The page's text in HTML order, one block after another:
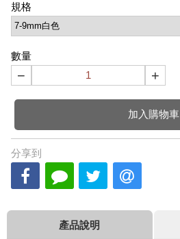
規格
數量
− +
加入購物車
分享到
產品說明